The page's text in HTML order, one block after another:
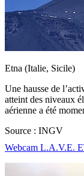
Etna (Italie, Sicile)
Une hausse de
atteint des niveaux
aérienne a été
Source : INGV
Webcam L.A.V.E.